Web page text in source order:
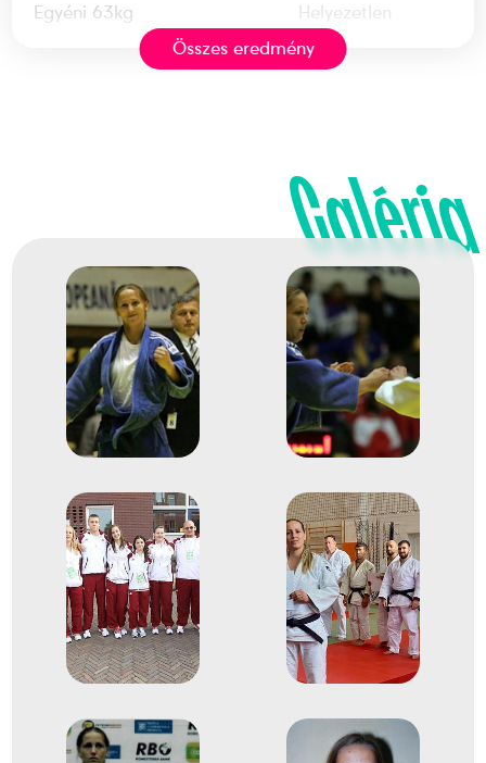
Egyéni 63kg Helyezetlen
Judo Európa-bajnokság
Egyéni 63kg Helyezetlen
2003
2003. máj.
Düsseldorf
Németország
Judo Európa-bajnokság
Egyéni 63kg Helyezetlen
2004
2004. máj.
Összes eredmény
Galéria